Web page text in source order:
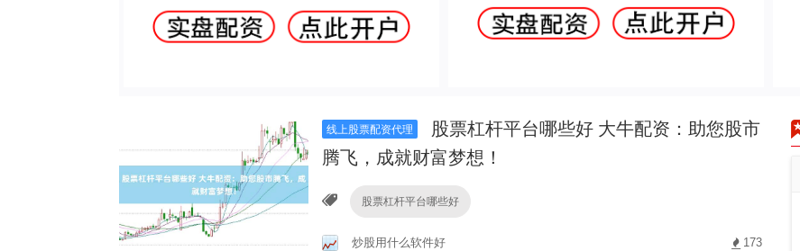
线上股票配资代理
股票杠杆平台哪些好 大牛配资：助您股市
腾飞，成就财富梦想！
股票杠杆平台哪些好
炒股用什么软件好 173